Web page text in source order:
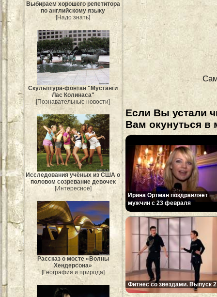
Выбираем хорошего репетитора
по английскому языку
[Надо знать]
Скульптура-фонтан "Мустанги
Лас Колинаса"
[Познавательные новости]
Исследования учёных из США о
половом созревание девочек
[Интересное]
Рассказ о мосте «Волны
Хендерсона»
[География и природа]
Если Вы устали
Вам окунуться в
Ирина Ортман поздравляет
мужчин с 23 февраля
Фитнес со звездами. Выпуск